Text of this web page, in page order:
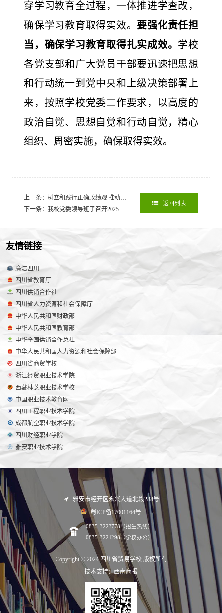
穿学习教育全过程，一体推进学查改，
确保学习教育取得实效。 要强化责任担
当，确保学习教育取得扎实成效。 学校
各党支部和广大党员干部要迅速把思想
和行动统一到党中央和上级决策部署上
来，按照学校党委工作要求，以高度的
政治自觉、思想自觉和行动自觉，精心
组织、周密实施，确保取得实效。
上一条：树立和践行正确政绩观 推动学校高质量发展
下一条：我校党委领导班子召开2025年度民主生活会暨巡察整改专题民主生活会
返回列表
友情链接
廉洁四川
四川省教育厅
四川供销合作社
四川省人力资源和社会保障厅
中华人民共和国财政部
中华人民共和国教育部
中华全国供销合作总社
中华人民共和国人力资源和社会保障部
四川省商贸学校
浙江经贸职业技术学院
西藏林芝职业技术学校
中国职业技术教育网
四川工程职业技术学院
成都航空职业技术学院
四川财经职业学院
雅安职业技术学院
雅安市经开区永兴大道北段288号
蜀ICP备17001164号
0835-3223778（招生热线）
0835-3221298（学校办公）
Copyright © 2024 四川省贸易学校 版权所有
技术支持：西南商报